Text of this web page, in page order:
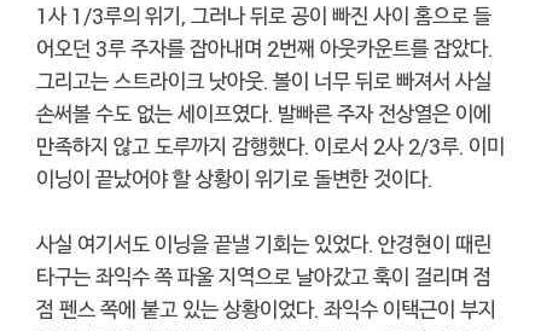
1사 1/3루의 위기, 그러나 뒤로 공이 빠진 사이 홈으로 들
어오던 3루 주자를 잡아내며 2번째 아웃카운트를 잡았다.
그리고는 스트라이크 낫아웃. 볼이 너무 뒤로 빠져서 사실
손써볼 수도 없는 세이프였다. 발빠른 주자 전상열은 이에
만족하지 않고 도루까지 감행했다. 이로서 2사 2/3루. 이미
이닝이 끝났어야 할 상황이 위기로 돌변한 것이다.
사실 여기서도 이닝을 끝낼 기회는 있었다. 안경현이 때린
타구는 좌익수 쪽 파울 지역으로 날아갔고 훅이 걸리며 점
점 펜스 쪽에 붙고 있는 상황이었다. 좌익수 이택근이 부지